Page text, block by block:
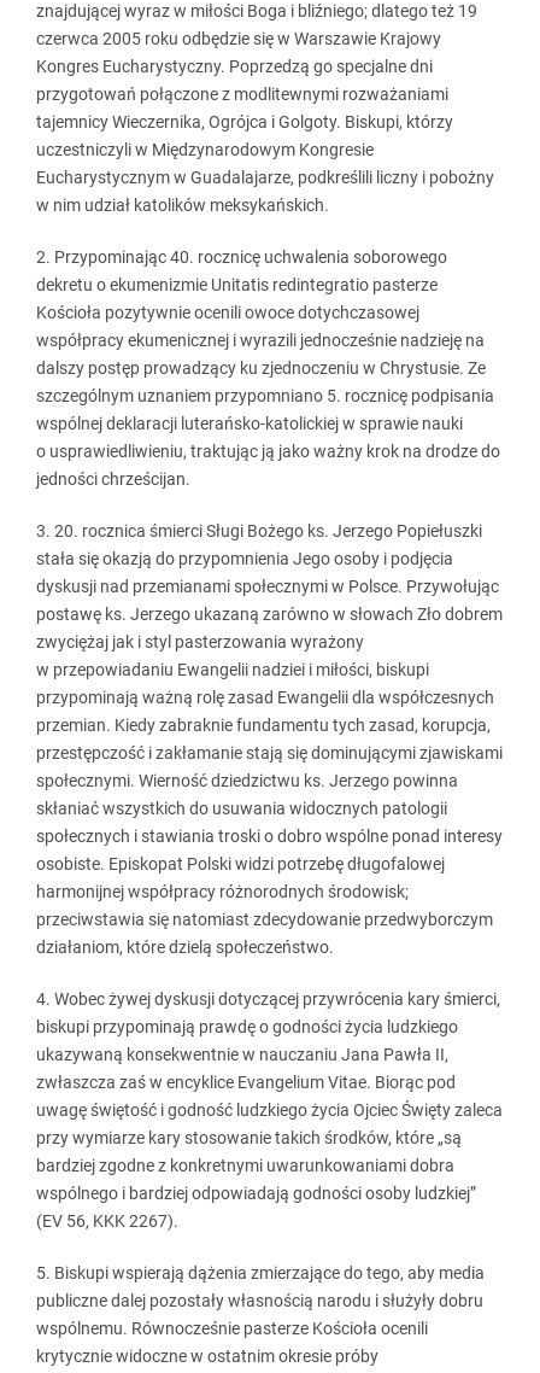
znajdującej wyraz w miłości Boga i bliźniego; dlatego też 19
czerwca 2005 roku odbędzie się w Warszawie Krajowy
Kongres Eucharystyczny. Poprzedzą go specjalne dni
przygotowań połączone z modlitewnymi rozważaniami
tajemnicy Wieczernika, Ogrójca i Golgoty. Biskupi, którzy
uczestniczyli w Międzynarodowym Kongresie
Eucharystycznym w Guadalajarze, podkreślili liczny i pobożny
w nim udział katolików meksykańskich.
2. Przypominając 40. rocznicę uchwalenia soborowego
dekretu o ekumenizmie Unitatis redintegratio pasterze
Kościoła pozytywnie ocenili owoce dotychczasowej
współpracy ekumenicznej i wyrazili jednocześnie nadzieję na
dalszy postęp prowadzący ku zjednoczeniu w Chrystusie. Ze
szczególnym uznaniem przypomniano 5. rocznicę podpisania
wspólnej deklaracji luterańsko-katolickiej w sprawie nauki
o usprawiedliwieniu, traktując ją jako ważny krok na drodze do
jedności chrześcijan.
3. 20. rocznica śmierci Sługi Bożego ks. Jerzego Popiełuszki
stała się okazją do przypomnienia Jego osoby i podjęcia
dyskusji nad przemianami społecznymi w Polsce. Przywołując
postawę ks. Jerzego ukazaną zarówno w słowach Zło dobrem
zwyciężaj jak i styl pasterzowania wyrażony
w przepowiadaniu Ewangelii nadziei i miłości, biskupi
przypominają ważną rolę zasad Ewangelii dla współczesnych
przemian. Kiedy zabraknie fundamentu tych zasad, korupcja,
przestępczość i zakłamanie stają się dominującymi zjawiskami
społecznymi. Wierność dziedzictwu ks. Jerzego powinna
skłaniać wszystkich do usuwania widocznych patologii
społecznych i stawiania troski o dobro wspólne ponad interesy
osobiste. Episkopat Polski widzi potrzebę długofalowej
harmonijnej współpracy różnorodnych środowisk;
przeciwstawia się natomiast zdecydowanie przedwyborczym
działaniom, które dzielą społeczeństwo.
4. Wobec żywej dyskusji dotyczącej przywrócenia kary śmierci,
biskupi przypominają prawdę o godności życia ludzkiego
ukazywaną konsekwentnie w nauczaniu Jana Pawła II,
zwłaszcza zaś w encyklice Evangelium Vitae. Biorąc pod
uwagę świętość i godność ludzkiego życia Ojciec Święty zaleca
przy wymiarze kary stosowanie takich środków, które „są
bardziej zgodne z konkretnymi uwarunkowaniami dobra
wspólnego i bardziej odpowiadają godności osoby ludzkiej”
(EV 56, KKK 2267).
5. Biskupi wspierają dążenia zmierzające do tego, aby media
publiczne dalej pozostały własnością narodu i służyły dobru
wspólnemu. Równocześnie pasterze Kościoła ocenili
krytycznie widoczne w ostatnim okresie próby